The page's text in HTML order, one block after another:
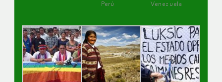
Perú
Venezuela